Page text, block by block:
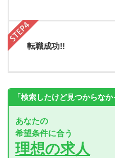
転職成功!!
「検索したけど見つからなか
あなたの
希望条件に合う
理想の求人